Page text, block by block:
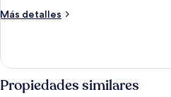
Más detalles
Más
junior,
(Dolce
Propiedades similares